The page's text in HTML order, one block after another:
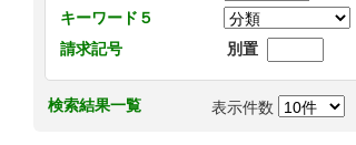
キーワード５
請求記号
別置
検索結果一覧 表示件数